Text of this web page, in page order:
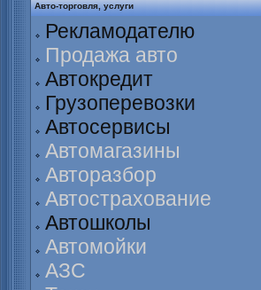
Авто-торговля, услуги
Рекламодателю
Продажа авто
Автокредит
Грузоперевозки
Автосервисы
Автомагазины
Авторазбор
Автострахование
Автошколы
Автомойки
АЗС